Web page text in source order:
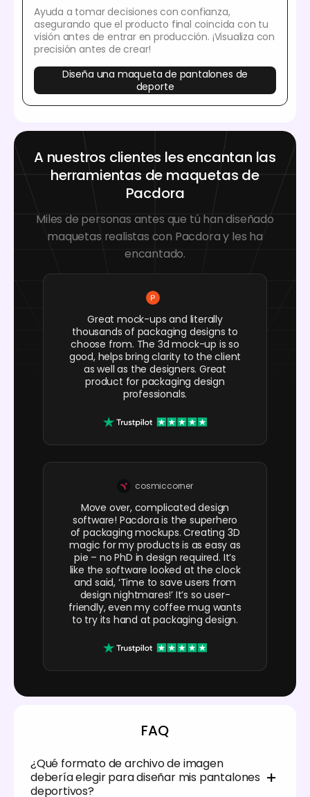
Ayuda a tomar decisiones con confianza,
asegurando que el producto final coincida con tu
visión antes de entrar en producción. ¡Visualiza con
precisión antes de crear!
Diseña una maqueta de pantalones de
deporte
A nuestros clientes les encantan las
herramientas de maquetas de
Pacdora
Miles de personas antes que tú han diseñado
maquetas realistas con Pacdora y les ha
encantado.
Great mock-ups and literally
thousands of packaging designs to
choose from. The 3d mock-up is so
good, helps bring clarity to the client
as well as the designers. Great
product for packaging design
professionals.
cosmiccorner
Move over, complicated design
software! Pacdora is the superhero
of packaging mockups. Creating 3D
magic for my products is as easy as
pie – no PhD in design required. It’s
like the software looked at the clock
and said, ‘Time to save users from
design nightmares!’ It’s so user-
friendly, even my coffee mug wants
to try its hand at packaging design.
FAQ
¿Qué formato de archivo de imagen
debería elegir para diseñar mis pantalones
deportivos?